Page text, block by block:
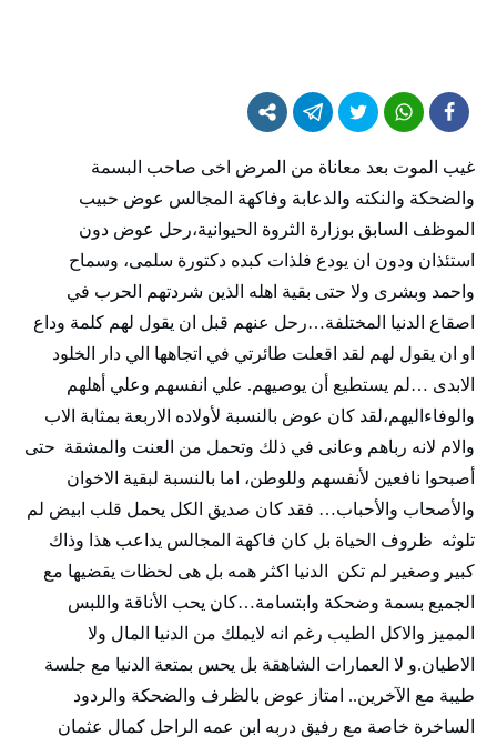
غيب الموت بعد معاناة من المرض اخى صاحب البسمة
والضحكة والنكته والدعابة وفاكهة المجالس عوض حبيب
الموظف السابق بوزارة الثروة الحيوانية،رحل عوض دون
استئذان ودون ان يودع فلذات كبده دكتورة سلمى، وسماح
واحمد وبشرى ولا حتى بقية اهله الذين شردتهم الحرب في
اصقاع الدنيا المختلفة…رحل عنهم قبل ان يقول لهم كلمة وداع
او ان يقول لهم لقد اقعلت طائرتي في اتجاهها الي دار الخلود
الابدى …لم يستطيع أن يوصيهم. علي انفسهم وعلي أهلهم
والوفاءاليهم،لقد كان عوض بالنسبة لأولاده الاربعة بمثابة الاب
والام لانه رباهم وعانى في ذلك وتحمل من العنت والمشقة حتى
أصبحوا نافعين لأنفسهم وللوطن، اما بالنسبة لبقية الاخوان
والأصحاب والأحباب… فقد كان صديق الكل يحمل قلب ابيض لم
تلوثه ظروف الحياة بل كان فاكهة المجالس يداعب هذا وذاك
كبير وصغير لم تكن الدنيا اكثر همه بل هى لحظات يقضيها مع
الجميع بسمة وضحكة وابتسامة…كان يحب الأناقة واللبس
المميز والاكل الطيب رغم انه لايملك من الدنيا المال ولا
الاطيان.و لا العمارات الشاهقة بل يحس بمتعة الدنيا مع جلسة
طيبة مع الآخرين.. امتاز عوض بالظرف والضحكة والردود
الساخرة خاصة مع رفيق دربه ابن عمه الراحل كمال عثمان